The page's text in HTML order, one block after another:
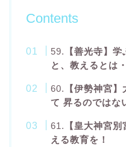
Contents
59.
【善光寺】
と、教えるとは
60.
【伊勢神宮
て 昇るのではな
61.
【皇大神宮
える教育を！